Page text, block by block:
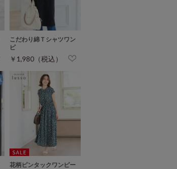
こだわり綿Ｔシャツワン
ピ
￥1,980（税込）
花柄ピンタックワンピー